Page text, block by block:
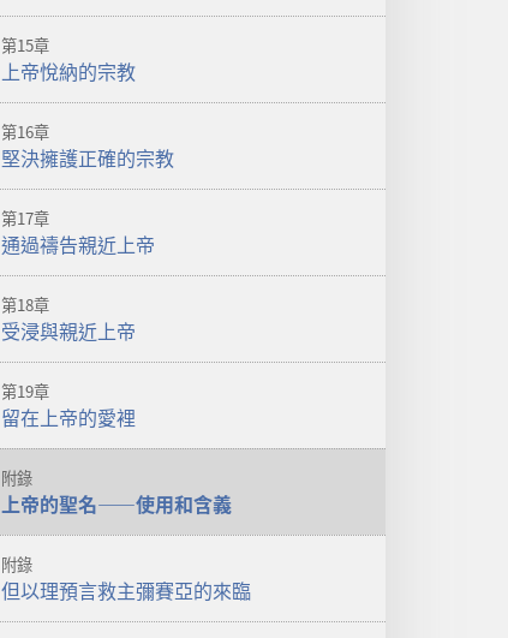
第15章
上帝悅納的宗教
第16章
堅決擁護正確的宗教
第17章
通過禱告親近上帝
第18章
受浸與親近上帝
第19章
留在上帝的愛裡
附錄
上帝的聖名——使用和含義
附錄
但以理預言救主彌賽亞的來臨